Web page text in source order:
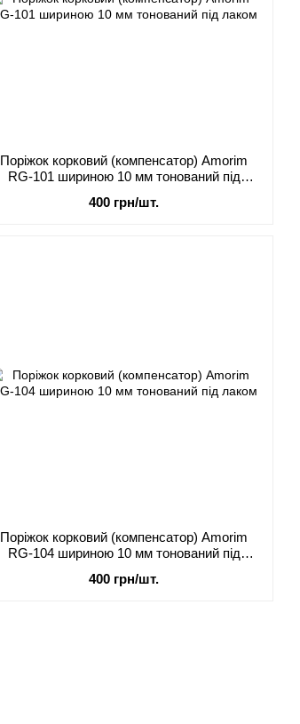
Поріжок корковий (компенсатор) Amorim
RG-101 шириною 10 мм тонований під
400 грн/шт.
Поріжок корковий (компенсатор) Amorim
RG-104 шириною 10 мм тонований під
400 грн/шт.